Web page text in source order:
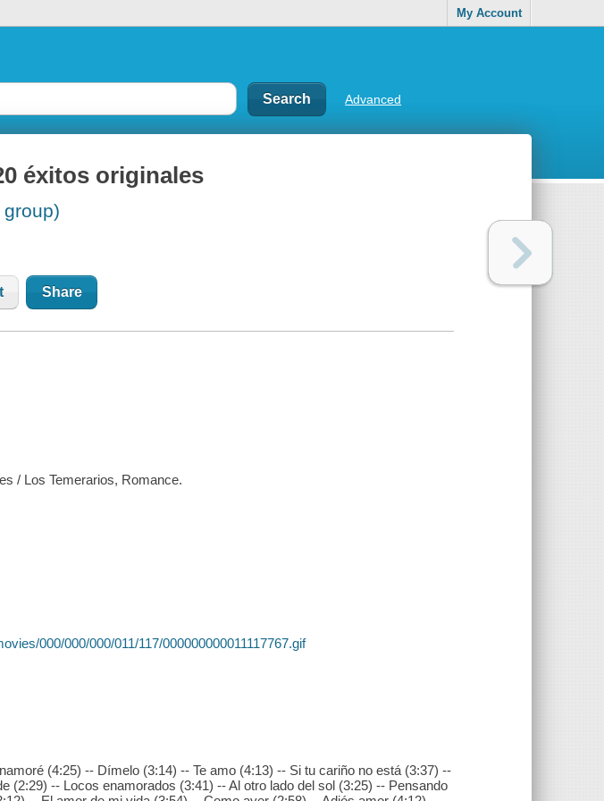
My Account
Advanced
éxitos originales
Share
/ Los Temerarios, Romance.
000/000/000/011/117/000000000011117767.gif
(4:25) -- Dímelo (3:14) -- Te amo (4:13) -- Si tu cariño no está (3:37) --
(2:29) -- Locos enamorados (3:41) -- Al otro lado del sol (3:25) -- Pensando